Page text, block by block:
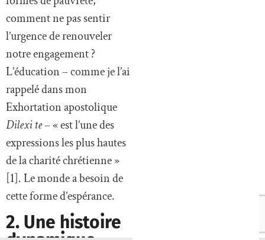
comment ne pas sentir
l’urgence de renouveler
notre engagement ?
L’éducation – comme je l’ai
rappelé dans mon
Exhortation apostolique
Dilexi te– « est l’une des
expressions les plus hautes
de la charité chrétienne »
[1]. Le monde a besoin de
cette forme d’espérance.
2. Une histoire